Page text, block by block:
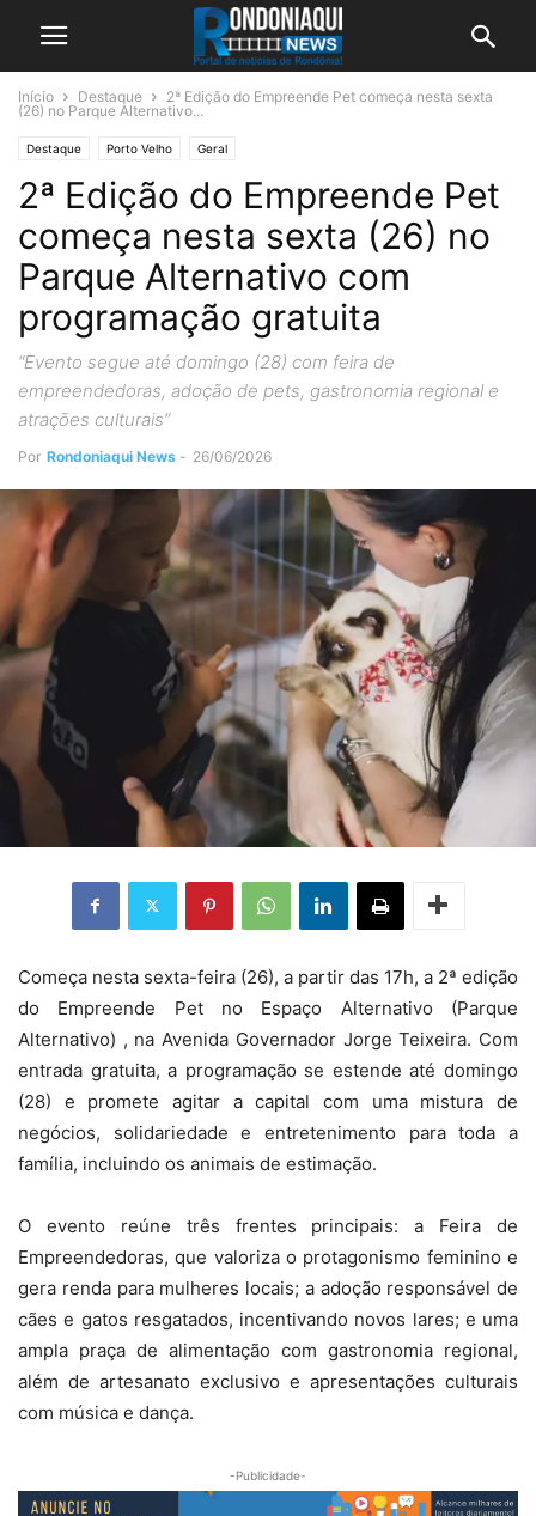
Início Destaque
2ª Edição do Empreende Pet começa nesta sexta
(26) no Parque Alternativo...
Destaque Porto Velho Geral
2ª Edição do Empreende Pet
começa nesta sexta (26) no
Parque Alternativo com
programação gratuita
“Evento segue até domingo (28) com feira de
empreendedoras, adoção de pets, gastronomia regional e
atrações culturais”
Por Rondoniaqui News - 26/06/2026
Começa nesta sexta-feira (26), a partir das 17h, a 2ª edição
do Empreende Pet no Espaço Alternativo (Parque
Alternativo) , na Avenida Governador Jorge Teixeira. Com
entrada gratuita, a programação se estende até domingo
(28) e promete agitar a capital com uma mistura de
negócios, solidariedade e entretenimento para toda a
família, incluindo os animais de estimação.
O evento reúne três frentes principais: a Feira de
Empreendedoras, que valoriza o protagonismo feminino e
gera renda para mulheres locais; a adoção responsável de
cães e gatos resgatados, incentivando novos lares; e uma
ampla praça de alimentação com gastronomia regional,
além de artesanato exclusivo e apresentações culturais
com música e dança.
-Publicidade-